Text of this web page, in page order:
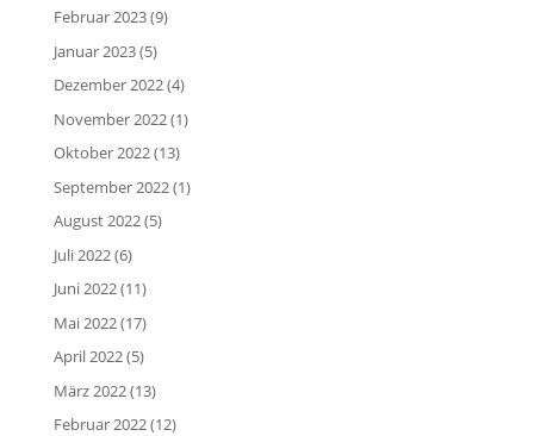
Februar 2023(9)
Januar 2023(5)
Dezember 2022(4)
November 2022(1)
Oktober 2022(13)
September 2022(1)
August 2022(5)
Juli 2022(6)
Juni 2022(11)
Mai 2022(17)
April 2022(5)
März 2022(13)
Februar 2022(12)